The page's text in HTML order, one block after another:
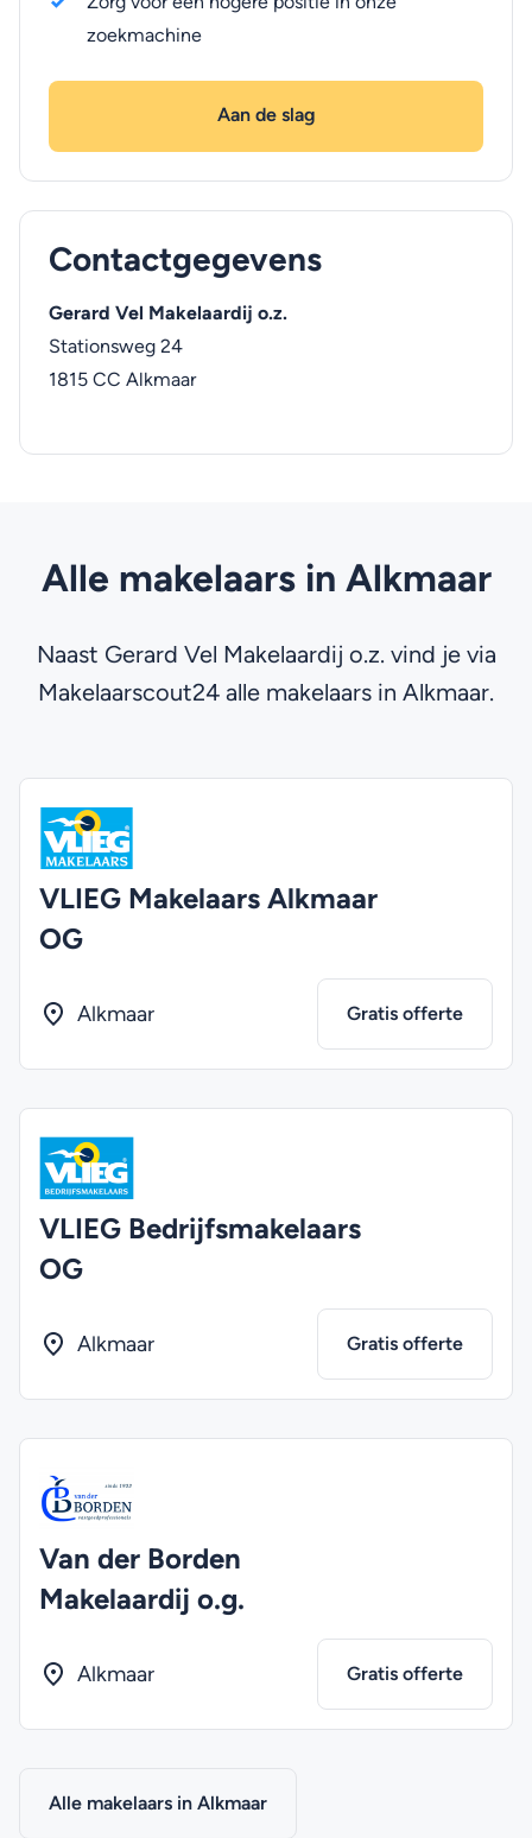
zoekmachine
Aan de slag
Contactgegevens
Gerard Vel Makelaardij o.z.
Stationsweg 24
1815 CC Alkmaar
Alle makelaars in Alkmaar
Naast Gerard Vel Makelaardij o.z. vind je via
Makelaarscout24 alle makelaars in Alkmaar.
VLIEG Makelaars Alkmaar
OG
Alkmaar Gratis offerte
VLIEG Bedrijfsmakelaars
OG
Alkmaar Gratis offerte
Van der Borden
Makelaardij o.g.
Alkmaar Gratis offerte
Alle makelaars in Alkmaar